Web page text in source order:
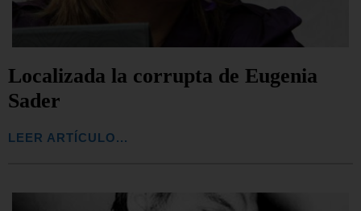
Localizada la corrupta de Eugenia
Sader
LEER ARTÍCULO...